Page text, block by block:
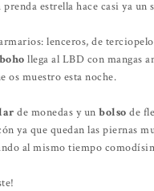
estrella hace casi ya un
lenceros, de
boho llega al LBD con mangas
os muestro esta noche.
de monedas y unbolso de
ya que quedan las piernas
al mismo tiempo